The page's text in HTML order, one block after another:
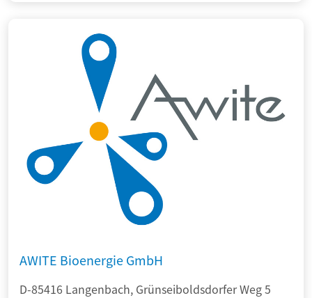
AWITE Bioenergie GmbH
D-85416 Langenbach, Grünseiboldsdorfer Weg 5